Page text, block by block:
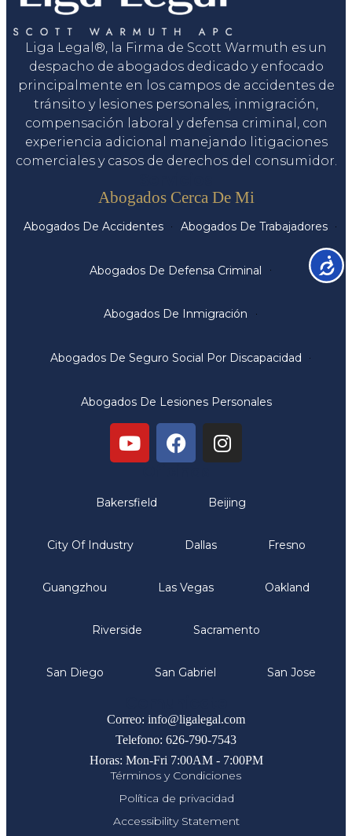
Liga Legal®, la Firma de Scott Warmuth es un
despacho de abogados dedicado y enfocado
principalmente en los campos de accidentes de
tránsito y lesiones personales, inmigración,
compensación laboral y defensa criminal, con
experiencia adicional manejando litigaciones
comerciales y casos de derechos del consumidor.
Abogados Cerca De Mi
Abogados De Accidentes Abogados De Trabajadores
Abogados De Defensa Criminal
Abogados De Inmigración
Abogados De Seguro Social Por Discapacidad
Abogados De Lesiones Personales
Bakersfield Beijing
City Of Industry Dallas Fresno
Guangzhou Las Vegas Oakland
Riverside Sacramento
San Diego San Gabriel San Jose
Correo: info@ligalegal.com
Telefono: 626-790-7543
Horas: Mon-Fri 7:00AM - 7:00PM
Términos y Condiciones
Política de privacidad
Accessibility Statement